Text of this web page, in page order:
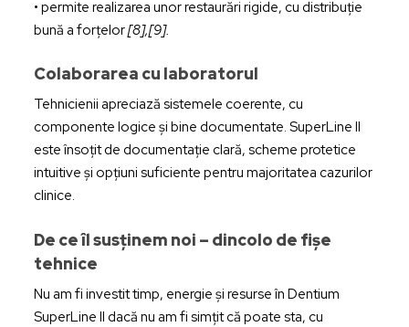
• permite realizarea unor restaurări rigide, cu distribuție
bună a forțelor[8],[9].
Colaborarea cu laboratorul
Tehnicienii apreciază sistemele coerente, cu
componente logice și bine documentate. SuperLine II
este însoțit de documentație clară, scheme protetice
intuitive și opțiuni suficiente pentru majoritatea cazurilor
clinice.
De ce îl susținem noi – dincolo de fișe
tehnice
Nu am fi investit timp, energie și resurse în Dentium
SuperLine II dacă nu am fi simțit că poate sta, cu